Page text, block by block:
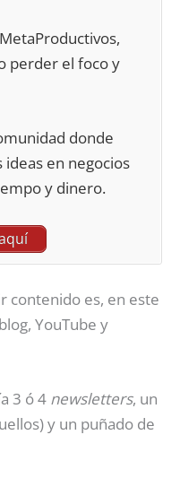
perder el foco y
donde
en negocios
y dinero.
contenido es, en este
YouTube y
3 ó 4 newsletters, un
y un puñado de